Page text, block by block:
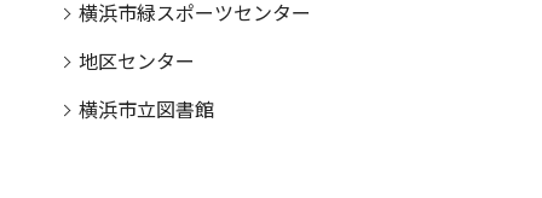
横浜市緑スポーツセンター
地区センター
横浜市立図書館